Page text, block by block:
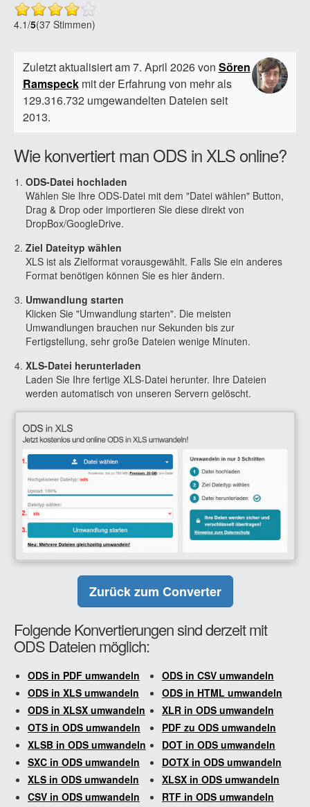
4.1/5(37 Stimmen)
Zuletzt aktualisiert am 7. April 2026 von Sören
Ramspeckmit der Erfahrung von mehr als
129.316.732 umgewandelten Dateien seit
2013.
Wie konvertiert man ODS in XLS online?
ODS-Datei hochladen
Wählen Sie Ihre ODS-Datei mit dem "Datei wählen" Button,
Drag & Drop oder importieren Sie diese direkt von
DropBox/GoogleDrive.
Ziel Dateityp wählen
XLS ist als Zielformat vorausgewählt. Falls Sie ein anderes
Format benötigen können Sie es hier ändern.
Umwandlung starten
Klicken Sie "Umwandlung starten". Die meisten
Umwandlungen brauchen nur Sekunden bis zur
Fertigstellung, sehr große Dateien wenige Minuten.
XLS-Datei herunterladen
Laden Sie Ihre fertige XLS-Datei herunter. Ihre Dateien
werden automatisch von unseren Servern gelöscht.
Zurück zum Converter
Folgende Konvertierungen sind derzeit mit
ODS Dateien möglich:
ODS in PDF umwandeln
ODS in CSV umwandeln
ODS in XLS umwandeln
ODS in HTML umwandeln
ODS in XLSX umwandeln
XLR in ODS umwandeln
OTS in ODS umwandeln
PDF zu ODS umwandeln
XLSB in ODS umwandeln
DOT in ODS umwandeln
SXC in ODS umwandeln
DOTX in ODS umwandeln
XLS in ODS umwandeln
XLSX in ODS umwandeln
CSV in ODS umwandeln
RTF in ODS umwandeln